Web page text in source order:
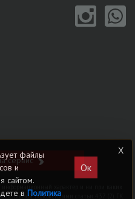
сервис
характер и ни при каких
положениями статьи 437 (2) ГK
файлы
и
сайтом.
вПолитика
Ок